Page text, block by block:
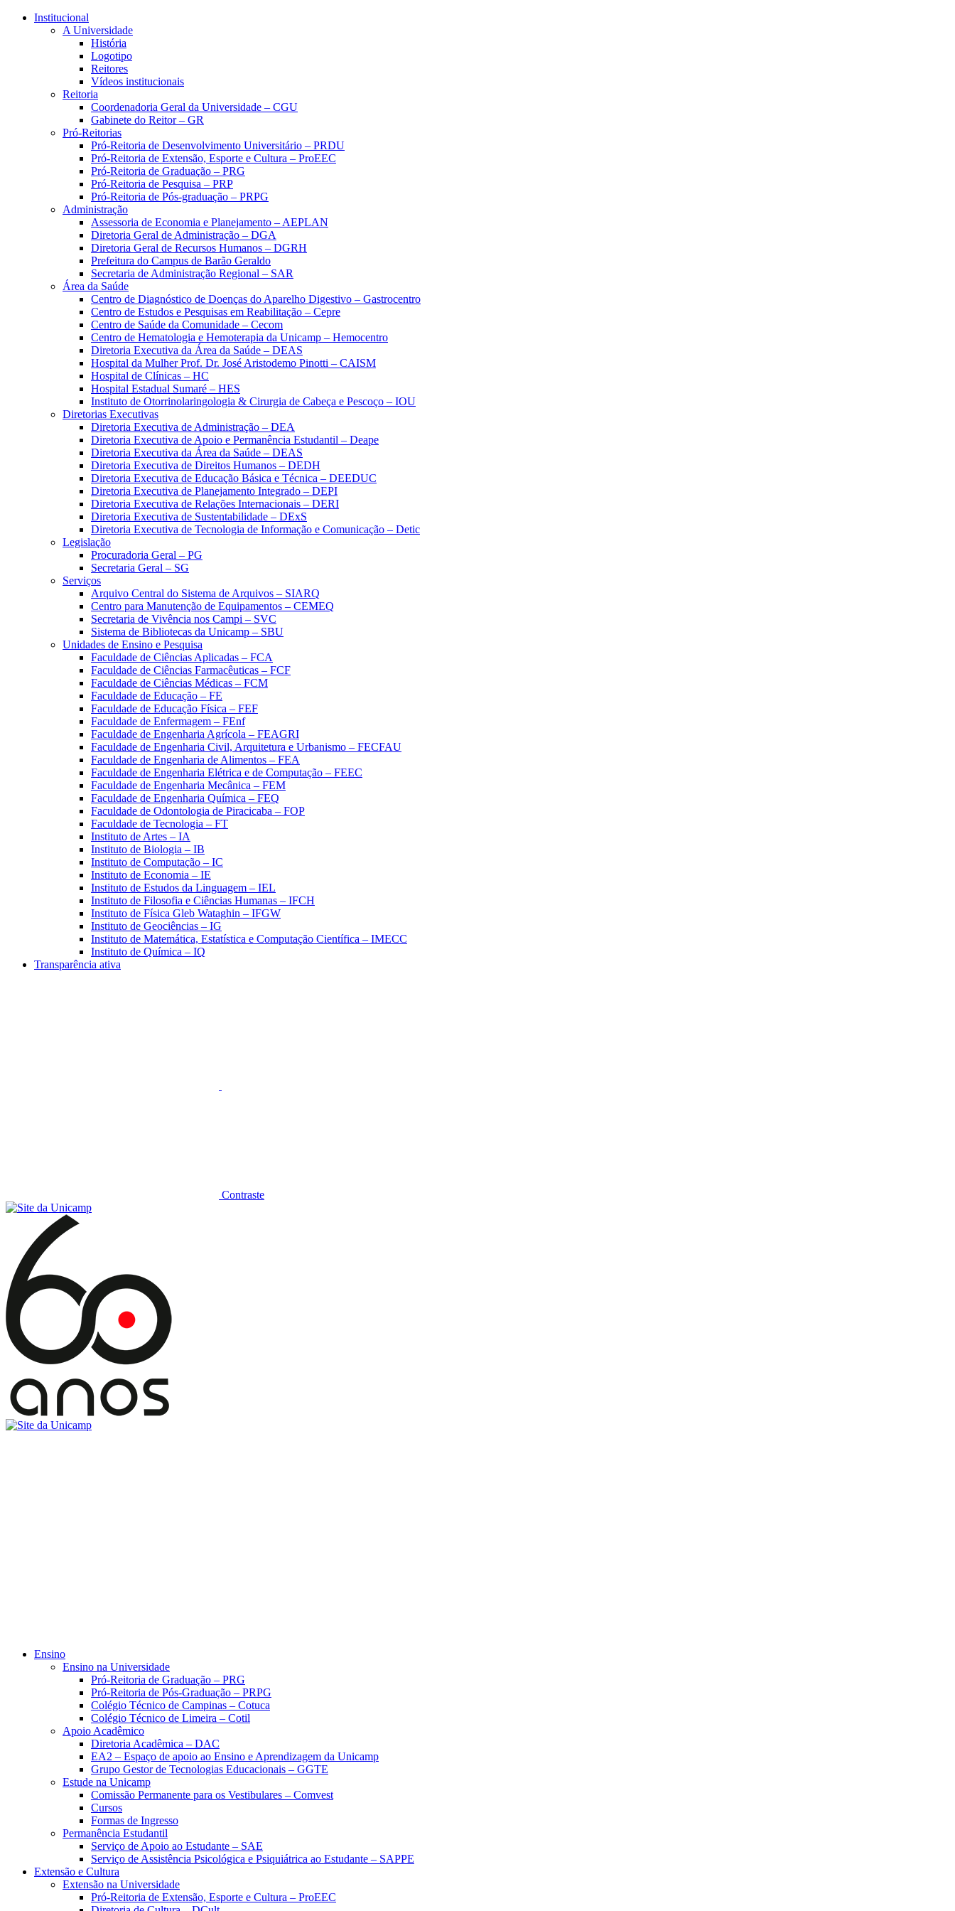
Conteúdo principal
Institucional
A Universidade
História
Logotipo
Reitores
Vídeos institucionais
Reitoria
Coordenadoria Geral da Universidade – CGU
Gabinete do Reitor – GR
Pró-Reitorias
Pró-Reitoria de Desenvolvimento Universitário – PRDU
Pró-Reitoria de Extensão, Esporte e Cultura – ProEEC
Pró-Reitoria de Graduação – PRG
Pró-Reitoria de Pesquisa – PRP
Pró-Reitoria de Pós-graduação – PRPG
Administração
Assessoria de Economia e Planejamento – AEPLAN
Diretoria Geral de Administração – DGA
Diretoria Geral de Recursos Humanos – DGRH
Prefeitura do Campus de Barão Geraldo
Secretaria de Administração Regional – SAR
Área da Saúde
Centro de Diagnóstico de Doenças do Aparelho Digestivo – Gastrocentro
Centro de Estudos e Pesquisas em Reabilitação – Cepre
Centro de Saúde da Comunidade – Cecom
Centro de Hematologia e Hemoterapia da Unicamp – Hemocentro
Diretoria Executiva da Área da Saúde – DEAS
Hospital da Mulher Prof. Dr. José Aristodemo Pinotti – CAISM
Hospital de Clínicas – HC
Hospital Estadual Sumaré – HES
Instituto de Otorrinolaringologia & Cirurgia de Cabeça e Pescoço – IOU
Diretorias Executivas
Diretoria Executiva de Administração – DEA
Diretoria Executiva de Apoio e Permanência Estudantil – Deape
Diretoria Executiva da Área da Saúde – DEAS
Diretoria Executiva de Direitos Humanos – DEDH
Diretoria Executiva de Educação Básica e Técnica – DEEDUC
Diretoria Executiva de Planejamento Integrado – DEPI
Diretoria Executiva de Relações Internacionais – DERI
Diretoria Executiva de Sustentabilidade – DExS
Diretoria Executiva de Tecnologia de Informação e Comunicação – Detic
Legislação
Procuradoria Geral – PG
Secretaria Geral – SG
Serviços
Arquivo Central do Sistema de Arquivos – SIARQ
Centro para Manutenção de Equipamentos – CEMEQ
Secretaria de Vivência nos Campi – SVC
Sistema de Bibliotecas da Unicamp – SBU
Unidades de Ensino e Pesquisa
Faculdade de Ciências Aplicadas – FCA
Faculdade de Ciências Farmacêuticas – FCF
Faculdade de Ciências Médicas – FCM
Faculdade de Educação – FE
Faculdade de Educação Física – FEF
Faculdade de Enfermagem – FEnf
Faculdade de Engenharia Agrícola – FEAGRI
Faculdade de Engenharia Civil, Arquitetura e Urbanismo – FECFAU
Faculdade de Engenharia de Alimentos – FEA
Faculdade de Engenharia Elétrica e de Computação – FEEC
Faculdade de Engenharia Mecânica – FEM
Faculdade de Engenharia Química – FEQ
Faculdade de Odontologia de Piracicaba – FOP
Faculdade de Tecnologia – FT
Instituto de Artes – IA
Instituto de Biologia – IB
Instituto de Computação – IC
Instituto de Economia – IE
Instituto de Estudos da Linguagem – IEL
Instituto de Filosofia e Ciências Humanas – IFCH
Instituto de Física Gleb Wataghin – IFGW
Instituto de Geociências – IG
Instituto de Matemática, Estatística e Computação Científica – IMECC
Instituto de Química – IQ
Transparência ativa
Contraste
Ensino
Ensino na Universidade
Pró-Reitoria de Graduação – PRG
Pró-Reitoria de Pós-Graduação – PRPG
Colégio Técnico de Campinas – Cotuca
Colégio Técnico de Limeira – Cotil
Apoio Acadêmico
Diretoria Acadêmica – DAC
EA2 – Espaço de apoio ao Ensino e Aprendizagem da Unicamp
Grupo Gestor de Tecnologias Educacionais – GGTE
Estude na Unicamp
Comissão Permanente para os Vestibulares – Comvest
Cursos
Formas de Ingresso
Permanência Estudantil
Serviço de Apoio ao Estudante – SAE
Serviço de Assistência Psicológica e Psiquiátrica ao Estudante – SAPPE
Extensão e Cultura
Extensão na Universidade
Pró-Reitoria de Extensão, Esporte e Cultura – ProEEC